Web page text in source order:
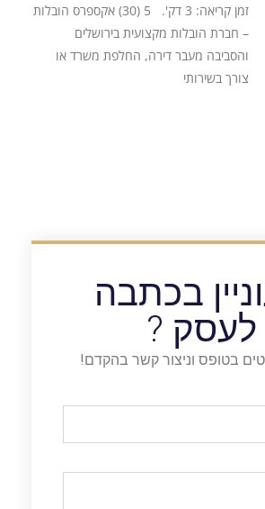
זמן קריאה: 3 דק'. 5 (30) אקספרס הובלות
– חברת הובלות מקצועית בירושלים
והסביבה מעבר דירה, החלפת משרד או
צורך בשירותי
בכתבה
לעסק ?
בטופס וניצור קשר בהקדם!